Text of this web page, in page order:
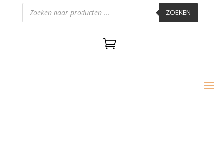
Producten
zoeken ZOEKEN
